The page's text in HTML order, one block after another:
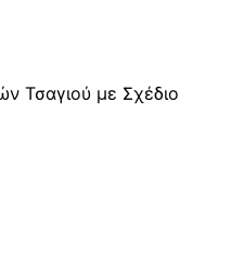
Τσαγιού με Σχέδιο